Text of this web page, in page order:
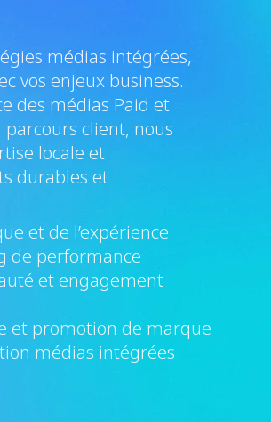
médias intégrées,
vos enjeux business.
des médias Paid et
parcours client, nous
locale et
durables et
et de l’expérience
de performance
et engagement
et promotion de marque
médias intégrées